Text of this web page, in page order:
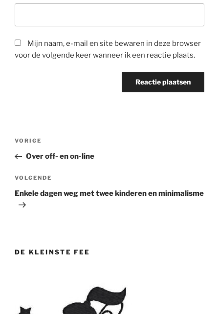
Mijn naam, e-mail en site bewaren in deze browser
voor de volgende keer wanneer ik een reactie plaats.
Bericht
Vorig
bericht
VORIGE
Over off- en on-line
Volgend
bericht
VOLGENDE
Enkele dagen weg met twee kinderen en minimalisme
DE KLEINSTE FEE